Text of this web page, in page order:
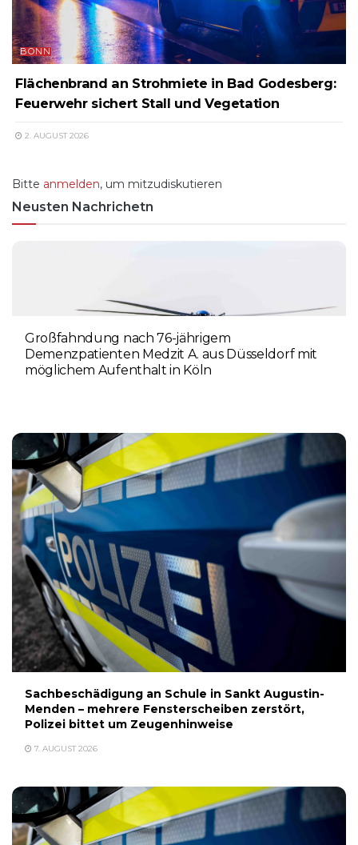
BONN
Flächenbrand an Strohmiete in Bad Godesberg:
Feuerwehr sichert Stall und Vegetation
2. AUGUST 2026
Bitte anmelden, um mitzudiskutieren
Neusten Nachrichetn
Großfahndung nach 76-jährigem
Demenzpatienten Medzit A. aus Düsseldorf mit
möglichem Aufenthalt in Köln
Sachbeschädigung an Schule in Sankt Augustin-
Menden – mehrere Fensterscheiben zerstört,
Polizei bittet um Zeugenhinweise
7. AUGUST 2026